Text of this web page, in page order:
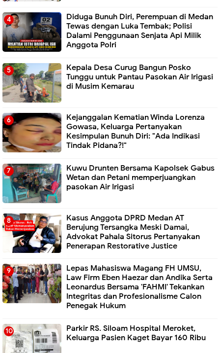
Diduga Bunuh Diri, Perempuan di Medan
Tewas dengan Luka Tembak; Polisi
Dalami Penggunaan Senjata Api Milik
Anggota Polri
Kepala Desa Curug Bangun Posko
Tunggu untuk Pantau Pasokan Air Irigasi
di Musim Kemarau
Kejanggalan Kematian Winda Lorenza
Gowasa, Keluarga Pertanyakan
Kesimpulan Bunuh Diri: "Ada Indikasi
Tindak Pidana?!"
Kuwu Drunten Bersama Kapolsek Gabus
Wetan dan Petani memperjuangkan
pasokan Air Irigasi
Kasus Anggota DPRD Medan AT
Berujung Tersangka Meski Damai,
Advokat Pahala Sitorus Pertanyakan
Penerapan Restorative Justice
Lepas Mahasiswa Magang FH UMSU,
Law Firm Eben Haezar dan Andika Serta
Leonardus Bersama 'FAHMI' Tekankan
Integritas dan Profesionalisme Calon
Penegak Hukum
Parkir RS. Siloam Hospital Meroket,
Keluarga Pasien Kaget Bayar 160 Ribu